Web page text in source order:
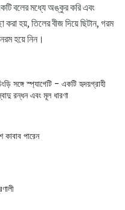
বলের মধ্যে অঙ্কুর করি এবং
হয়, তিলের বীজ দিয়ে ছিটান, গরম
হয়ে নিন।
সঙ্গে স্প্যাগেটি - একটি হৃদয়গ্রাহী
রন্ধন এবং মূল ধারণা
পারেন